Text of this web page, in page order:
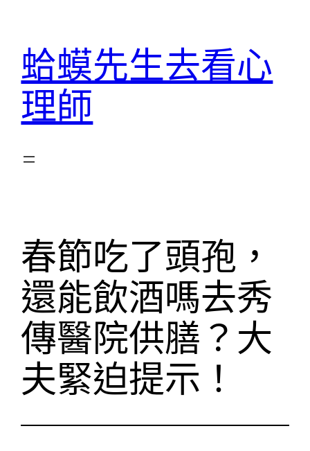
蛤蟆先生去看心
理師
春節吃了頭孢，
還能飲酒嗎去秀
傳醫院供膳？大
夫緊迫提示！